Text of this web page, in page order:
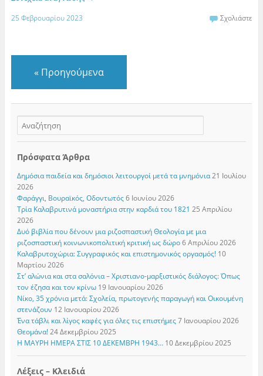
25 Φεβρουαρίου 2023 Σχολιάστε
« Προηγούμενα
Πρόσφατα Άρθρα
Δημόσια παιδεία και δημόσιοι λειτουργοί μετά τα μνημόνια 21 Ιουλίου
2026
Φαράγγι, Βουραϊκός, Οδοντωτός 6 Ιουνίου 2026
Τρία Καλαβρυτινά μοναστήρια στην καρδιά του 1821 25 Απριλίου
2026
Δυό βιβλία που δένουν μια ριζοσπαστική Θεολογία με μια
ριζοσπαστική κοινωνικοπολιτική κριτική ως δώρο 6 Απριλίου 2026
Καλαβρυτοχώρια: Συγγραφικός και επιστημονικός οργασμός! 10
Μαρτίου 2026
Στ’ αλώνια και στα σαλόνια – Χριστιανο-μαρξιστικός διάλογος: Όπως
τον έζησα και τον κρίνω 19 Ιανουαρίου 2026
Νίκο, 35 χρόνια μετά: Σχολεία, πρωτογενής παραγωγή και Οικουμένη
στενάζουν 12 Ιανουαρίου 2026
Ένα τάβλι και λίγος καφές για όλες τις επιστήμες 7 Ιανουαρίου 2026
Θεομάνα! 24 Δεκεμβρίου 2025
Η ΜΑΥΡΗ ΗΜΕΡΑ ΣΤΙΣ 10 ΔΕΚΕΜΒΡΗ 1943… 10 Δεκεμβρίου 2025
Λέξεις – Κλειδιά